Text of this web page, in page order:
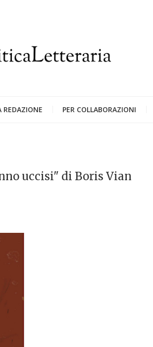
REDAZIONE PER COLLABORAZIONI
uccisi" di Boris Vian